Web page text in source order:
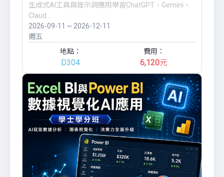
生成式AI工具與提示詞應用學習ChatGPT、Gemini、
Claud...
2026-09-11 ~ 2026-12-11
週五
地點：
D304
費用：
6,120元